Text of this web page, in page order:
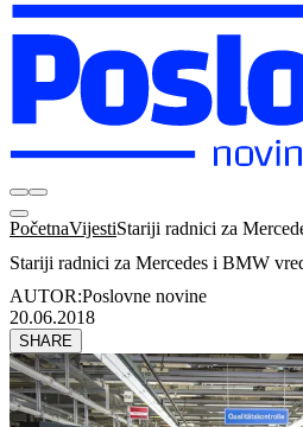
PočetnaVijestiStariji radnici za
Stariji radnici za Mercedes i BMW
AUTOR:Poslovne novine
20.06.2018
SHARE